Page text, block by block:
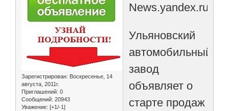
Зарегистрирован: Воскресенье, 14
августа, 2011г.
Приглашений: 0
Сообщений: 20943
Уважение: [+1/-1]
News.yandex.ru
Ульяновский
автомобильный
завод
объявляет о
старте продаж